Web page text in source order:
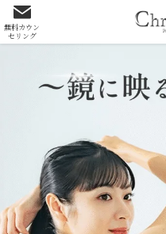
無料カウン
セリング